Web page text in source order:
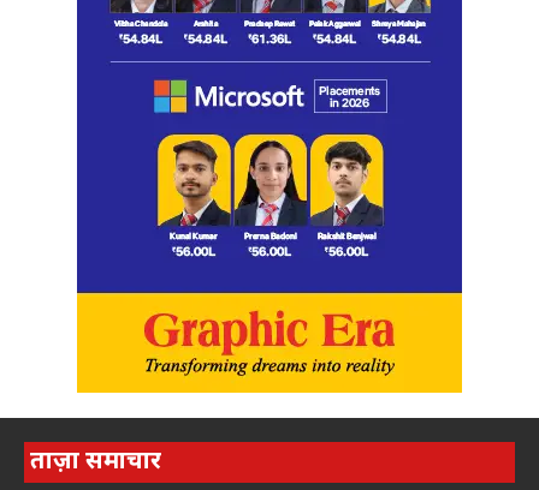
ताज़ा समाचार